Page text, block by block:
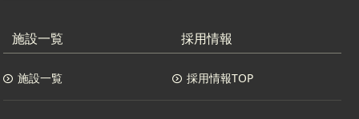
施設一覧
施設一覧
採用情報
採用情報TOP